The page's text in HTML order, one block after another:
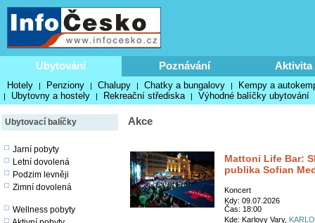
Ubytování Poznávání Aktivita
Hotely | Penziony | Chalupy | Chatky a bungalovy | Kempy a
| Ubytovny a hostely | Rekreační střediska | Výhodné balíčky ubytování
Ubytovací balíčky
Jarní pobyty
Letní dovolená
Podzim levněji
Zimní dovolená
Wellness pobyty
Akce
Mattoni Life Bar:
publika Sofian
Koncert
Kdy: 09.07.2026
Čas: 18:00
Kde: Karlovy Vary,